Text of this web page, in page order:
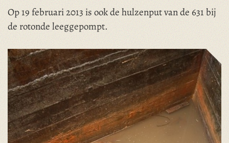
Op 19 februari 2013 is ook de hulzenput van de 631 bij
de rotonde leeggepompt.